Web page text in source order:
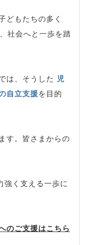
どもたちの多く
社会へと一歩を踏
は、そうした 児
自立支援を目的
す。皆さまからの
強く支える一歩に
のご支援はこちら